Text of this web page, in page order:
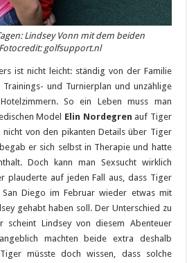
Lindsey Vonn mit dem beiden
golfsupport.nl
ist nicht leicht: ständig von der Familie
und Turnierplan und unzählige
So ein Leben muss man
Model Elin Nordegren auf Tiger
nicht von den pikanten Details über Tiger
er sich selbst in Therapie und hatte
Doch kann man Sexsucht wirklich
plauderte auf jeden Fall aus, dass Tiger
Diego im Februar wieder etwas mit
gehabt haben soll. Der Unterschied zu
scheint Lindsey von diesem Abenteuer
machten beide extra deshalb
müsste doch wissen, dass solche